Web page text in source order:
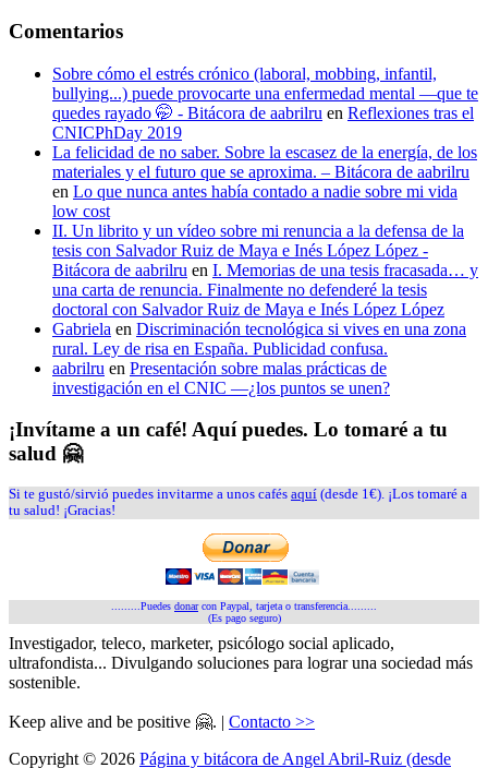
Comentarios
Sobre cómo el estrés crónico (laboral, mobbing, infantil,
bullying...) puede provocarte una enfermedad mental —que te
quedes rayado 🤭 - Bitácora de aabrilru en Reflexiones tras el
CNICPhDay 2019
La felicidad de no saber. Sobre la escasez de la energía, de los
materiales y el futuro que se aproxima. – Bitácora de aabrilru
en Lo que nunca antes había contado a nadie sobre mi vida
low cost
II. Un librito y un vídeo sobre mi renuncia a la defensa de la
tesis con Salvador Ruiz de Maya e Inés López López -
Bitácora de aabrilru en I. Memorias de una tesis fracasada… y
una carta de renuncia. Finalmente no defenderé la tesis
doctoral con Salvador Ruiz de Maya e Inés López López
Gabriela en Discriminación tecnológica si vives en una zona
rural. Ley de risa en España. Publicidad confusa.
aabrilru en Presentación sobre malas prácticas de
investigación en el CNIC —¿los puntos se unen?
¡Invítame a un café! Aquí puedes. Lo tomaré a tu
salud 🤗
Si te gustó/sirvió puedes invitarme a unos cafés aquí (desde 1€). ¡Los tomaré a
tu salud! ¡Gracias!
.........Puedes donarcon Paypal, tarjeta o transferencia.........
(Es pago seguro)
Investigador, teleco, marketer, psicólogo social aplicado,
ultrafondista... Divulgando soluciones para lograr una sociedad más
sostenible.
Keep alive and be positive 🤗. | Contacto >>
Copyright © 2026 Página y bitácora de Angel Abril-Ruiz (desde